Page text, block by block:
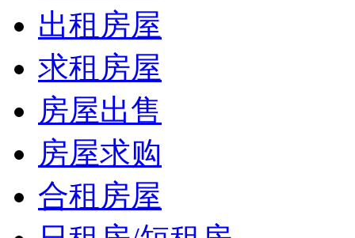
出租房屋
求租房屋
房屋出售
房屋求购
合租房屋